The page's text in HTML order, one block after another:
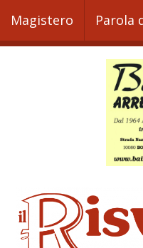
Magistero Parola